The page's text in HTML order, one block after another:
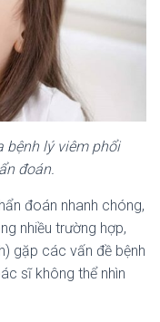
bệnh lý viêm phổi
đoán.
đoán nhanh chóng,
nhiều trường hợp,
gặp các vấn đề bệnh
sĩ không thể nhìn